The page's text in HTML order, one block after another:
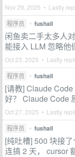
Nov 29, 2025 • Lastly
程序员 • fushall
闲鱼卖二手太多人
能接入 LLM 忽略他
Oct 23, 2025 • Lastly
程序员 • fushall
[请教] Claude
好？ Claude Code
Oct 27, 2025 • Lastly
程序员 • fushall
[纯吐槽] 500 块接
连搞 2 天， cursor